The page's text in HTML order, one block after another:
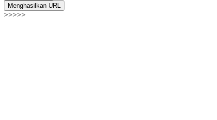
Menghasilkan URL
>>>>>